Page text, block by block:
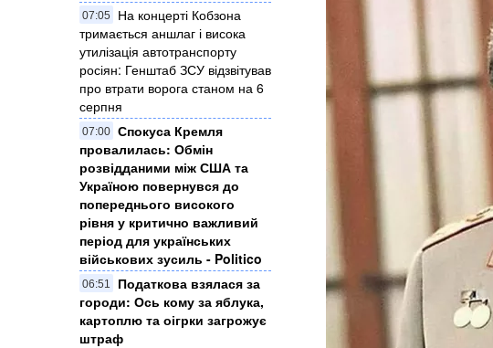
07:05
На концерті Кобзона
тримається аншлаг і висока
утилізація автотранспорту
росіян: Генштаб ЗСУ відзвітував
про втрати ворога станом на 6
серпня
07:00 Спокуса Кремля
провалилась: Обмін
розвідданими між США та
Україною повернувся до
попереднього високого
рівня у критично важливий
період для українських
військових зусиль - Politico
06:51
Податкова взялася за
городи: Ось кому за яблука,
картоплю та оігрки загрожує
штраф